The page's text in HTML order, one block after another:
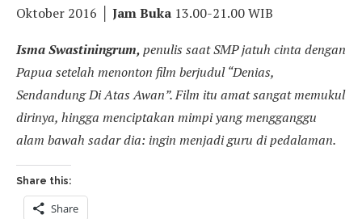
Oktober 2016 │ Jam Buka 13.00-21.00 WIB
Isma Swastiningrum,penulis saat SMP jatuh cinta dengan
Papua setelah menonton film berjudul “Denias,
Sendandung Di Atas Awan”. Film itu amat sangat memukul
dirinya, hingga menciptakan mimpi yang mengganggu
alam bawah sadar dia: ingin menjadi guru di pedalaman.
Share this:
Share